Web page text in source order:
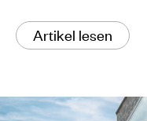
Artikel lesen